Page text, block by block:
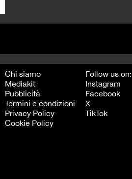
Chi siamo
Mediakit
Pubblicità
Termini e condizioni
Privacy Policy
Cookie Policy
Follow us on:
Instagram
Facebook
X
TikTok